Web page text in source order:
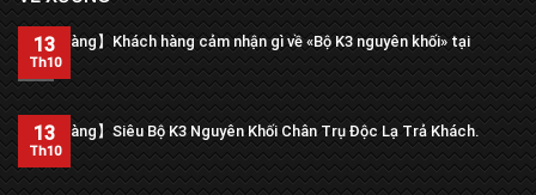
【Trả hàng】Khách hàng cảm nhận gì về «Bộ K3 nguyên khối» tại
xưởng?
13
Th10
【Trả hàng】Siêu Bộ K3 Nguyên Khối Chân Trụ Độc Lạ Trả Khách.
13
Th10